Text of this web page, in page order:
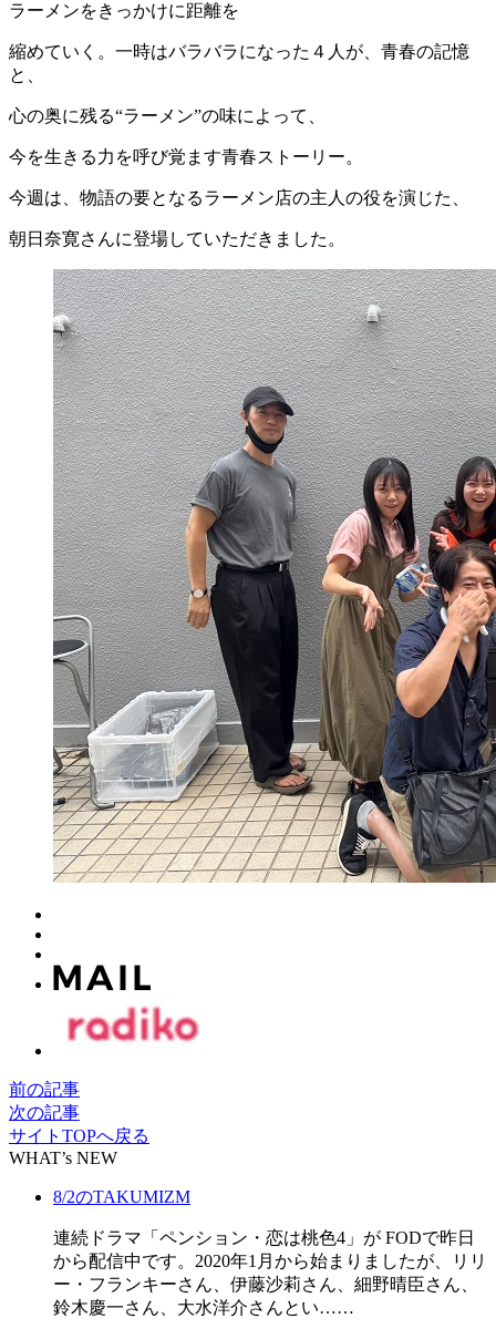
ラーメンをきっかけに距離を
縮めていく。一時はバラバラになった４人が、青春の記憶
と、
心の奥に残る“ラーメン”の味によって、
今を生きる力を呼び覚ます青春ストーリー。
今週は、物語の要となるラーメン店の主人の役を演じた、
朝日奈寛さんに登場していただきました。
前の記事
次の記事
サイトTOPへ戻る
WHAT’s NEW
8/2のTAKUMIZM
連続ドラマ「ペンション・恋は桃色4」が FODで昨日
から配信中です。2020年1月から始まりましたが、リリ
ー・フランキーさん、伊藤沙莉さん、細野晴臣さん、
鈴木慶一さん、大水洋介さんとい……